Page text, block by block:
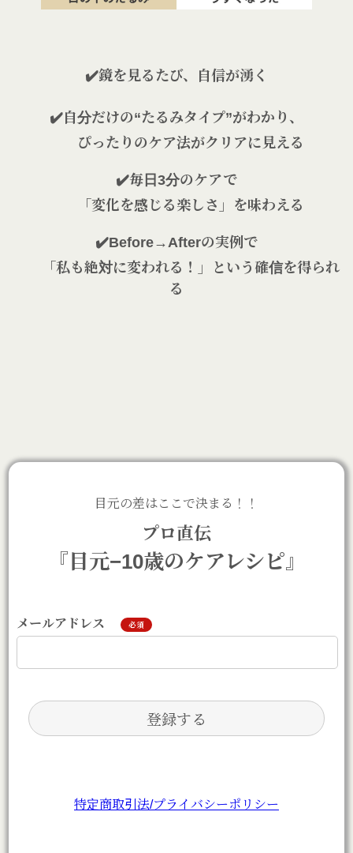
✔️鏡を見るたび、自信が湧く
✔️自分だけの“たるみタイプ”がわかり、
ぴったりのケア法がクリアに見える
✔️毎日3分のケアで
「変化を感じる楽しさ」を味わえる
✔️Before→Afterの実例で
「私も絶対に変われる！」という確信を得られ
る
目元の差はここで決まる！！
プロ直伝
『目元−10歳のケアレシピ』
メールアドレス 必須
特定商取引法/プライバシーポリシー